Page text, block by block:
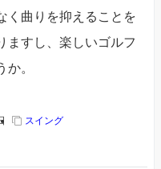
く曲りを抑えることを
ますし、楽しいゴルフ
。
スイング